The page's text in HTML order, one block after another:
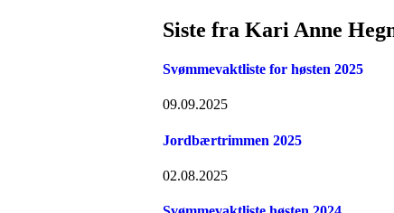
Siste fra Kari Anne
Svømmevaktliste for høsten 2025
09.09.2025
Jordbærtrimmen 2025
02.08.2025